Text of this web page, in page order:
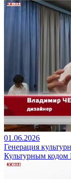
01.06.2026
Генерация
Культурным кодом